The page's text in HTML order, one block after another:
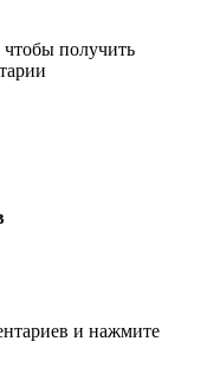
чтобы получить
и нажмите